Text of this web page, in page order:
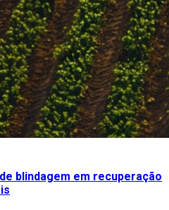
blindagem em recuperação